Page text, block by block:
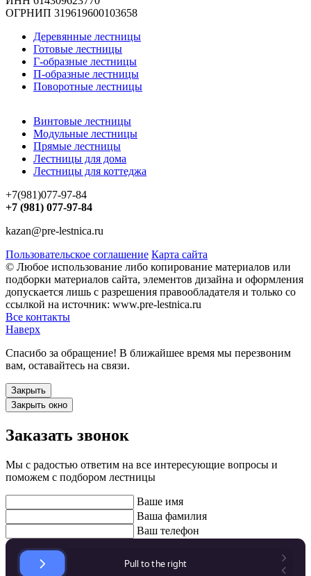
ОГРНИП 319619600103658
Деревянные лестницы
Готовые лестницы
Г-образные лестницы
П-образные лестницы
Поворотные лестницы
Винтовые лестницы
Модульные лестницы
Прямые лестницы
Лестницы для дома
Лестницы для коттеджа
+7(981)077-97-84
+7 (981) 077-97-84
kazan@pre-lestnica.ru
Пользовательское соглашение Карта сайта
© Любое использование либо копирование материалов или
подборки материалов сайта, элементов дизайна и оформления
допускается лишь с разрешения правообладателя и только со
ссылкой на источник: www.pre-lestnica.ru
Все контакты
Наверх
Спасибо за обращение! В ближайшее время мы перезвоним
вам, оставайтесь на связи.
Закрыть
Закрыть окно
Заказать звонок
Мы с радостью ответим на все интересующие вопросы и
поможем с подбором лестницы
Ваше имя
Ваша фамилия
Ваш телефон